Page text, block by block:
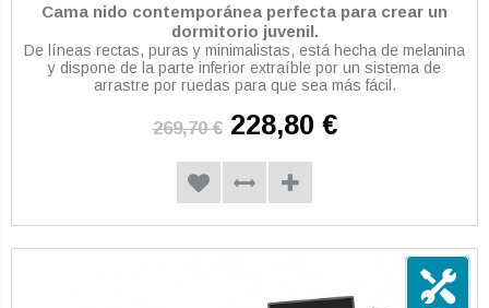
Cama nido contemporánea perfecta para crear un
dormitorio juvenil.
De líneas rectas, puras y minimalistas, está hecha de melanina
y dispone de la parte inferior extraíble por un sistema de
arrastre por ruedas para que sea más fácil.
269,70 € 228,80 €